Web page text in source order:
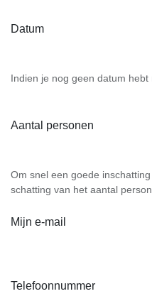
Datum
Indien je nog geen datum hebt
Aantal personen
Om snel een goede
schatting van het aantal
Mijn e-mail
Telefoonnummer